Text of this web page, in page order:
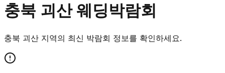
충북 괴산웨딩박람회
충북 괴산 지역의 최신 박람회 정보를 확인하세요.